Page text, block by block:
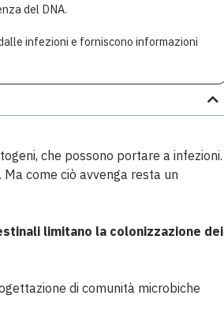
del DNA.
infezioni e forniscono informazioni
che possono portare a infezioni.
come ciò avvenga resta un
limitano la colonizzazione dei
di comunità microbiche